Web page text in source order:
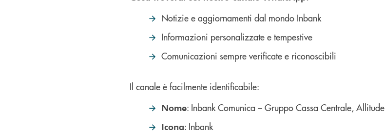
Notizie e aggiornamenti dal mondo Inbank
Informazioni personalizzate e tempestive
Comunicazioni sempre verificate e riconoscibili
Il canale è facilmente identificabile:
Nome: Inbank Comunica – Gruppo Cassa Centrale, Allitude
Icona: Inbank